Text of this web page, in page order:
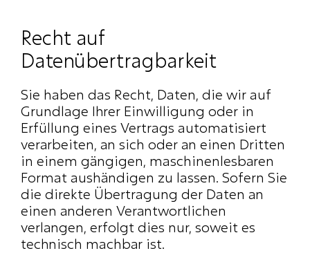
Recht auf
Datenübertragbarkeit
Sie haben das Recht, Daten, die wir auf
Grundlage Ihrer Einwilligung oder in
Erfüllung eines Vertrags automatisiert
verarbeiten, an sich oder an einen Dritten
in einem gängigen, maschinenlesbaren
Format aushändigen zu lassen. Sofern Sie
die direkte Übertragung der Daten an
einen anderen Verantwortlichen
verlangen, erfolgt dies nur, soweit es
technisch machbar ist.